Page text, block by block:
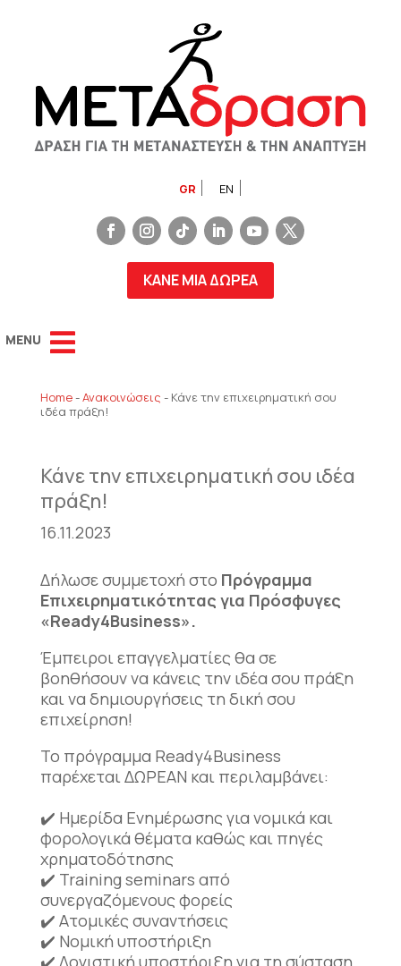
GR EN
ΚΑΝΕ ΜΙΑ ΔΩΡΕΑ
Home-Ανακοινώσεις - Κάνε την επιχειρηματική σου
ιδέα πράξη!
Κάνε την επιχειρηματική σου ιδέα
πράξη!
16.11.2023
Δήλωσε συμμετοχή στο Πρόγραμμα
Επιχειρηματικότητας για Πρόσφυγες
«Ready4Business».
Έμπειροι επαγγελματίες θα σε
βοηθήσουν να κάνεις την ιδέα σου πράξη
και να δημιουργήσεις τη δική σου
επιχείρηση!
Το πρόγραμμα Ready4Business
παρέχεται ΔΩΡΕΑΝ και περιλαμβάνει:
✔️ Ημερίδα Ενημέρωσης για νομικά και
φορολογικά θέματα καθώς και πηγές
χρηματοδότησης
✔️ Training seminars από
συνεργαζόμενους φορείς
✔️ Ατομικές συναντήσεις
✔️ Νομική υποστήριξη
✔️ Λογιστική υποστήριξη για τη σύσταση